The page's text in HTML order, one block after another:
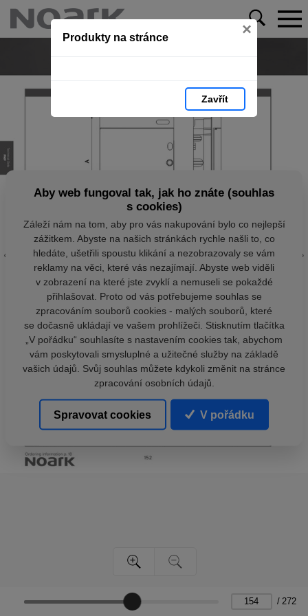
Produkty na stránce ×
Zavřít
/ 272
Aby web fungoval tak, jak ho znáte (souhlas
s cookies)
Záleží nám na tom, aby pro vás nakupování bylo co nejlepší
zážitkem. Abyste na našich stránkách rychle našli to, co
hledáte, ušetřili spoustu klikání a nezobrazovaly se vám
reklamy na věci, které vás nezajímají. Abyste web viděli
v zobrazení na které jste zvyklí a nemuseli se pokaždé
přihlašovat. Proto od vás potřebujeme souhlas se
zpracováním souborů cookies - malých souborů, které
se dočasně ukládají ve vašem prohlížeči. Stisknutím tlačítka
„V pořádku“ souhlasíte s nastavením cookies tak, abychom
vám poskytovali smysluplné a užitečné služby na základě
vašich údajů. Svůj souhlas můžete kdykoli změnit na stránce
zpracování osobních údajů.
Spravovat cookies V pořádku